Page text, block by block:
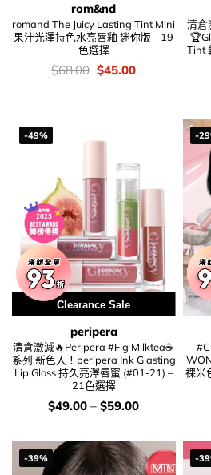
rom&nd
romand The Juicy Lasting Tint Mini
果汁光澤持色水亮唇釉 迷你版 – 19
色選擇
價
錢：
$68.00 Original
price
$45.00Current
清倉
Tint
-49%
Clearance Sale
peripera
清倉激減🔥Peripera #Fig Milktea☕️
系列 新色入！peripera Ink Glasting
Lip Gloss 持久亮澤唇蜜 (#01-21) –
21色選擇
價
錢：
$49.00 – $59.00
-
裸米
-39% -